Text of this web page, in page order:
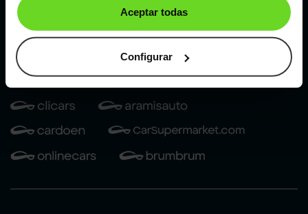
Aceptar todas
Configurar
Pertenecemos al líder europeo de
compraventa de coches online
Con sede en: España, Francia, Bélgica, Reino Unido, Austria
e Italia.
¡Vendemos 1 coche por minuto!